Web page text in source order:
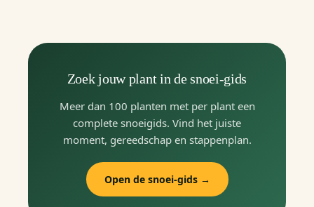
Zoek jouw plant in de snoei-gids
Meer dan 100 planten met per plant een
complete snoeigids. Vind het juiste
moment, gereedschap en stappenplan.
Open de snoei-gids →